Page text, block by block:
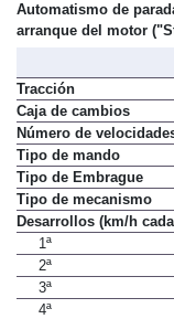
Automatismo de
arranque del motor
Tracción
Caja de cambios
Número de
Tipo de mando
Tipo de Embrague
Tipo de mecanismo
Desarrollos (km/h
1ª
2ª
3ª
4ª